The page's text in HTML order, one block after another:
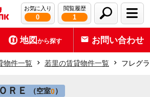
お気に入り
0
閲覧履歴
1
地図から探す お問い合わせ
物件一覧 若里の賃貸物件一覧 フレグ
ＲＥ （空室0）